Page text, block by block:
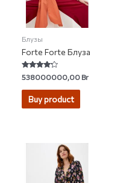
Блузы
Forte Forte Блуза
Rated
4.00
out of 5
538000000,00Br
Buy product